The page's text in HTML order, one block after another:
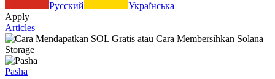
Русский
Українська
Apply
Articles
Pasha